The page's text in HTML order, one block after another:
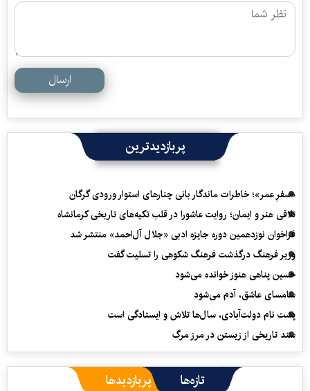
ارسال
پربازدیدترین
«سفرِ عمر»؛ خاطرات ماندگار بانی چنارهای استوار ورودی گرگان
تلاقی هنر و ایمان؛ روایت عاشورا در قلب تکیه‌های تاریخی کرمانشاه
فراخوان نوزدهمین دوره جایزه ادبی «جلال آل‌احمد» منتشر شد
وزیر فرهنگ درگذشت فرهنگ شکوهی را تسلیت گفت
حسین پناهی هنوز خوانده می‌شود
سامسای عاشق، آدم می‌شود
پشت نام دولت‌آبادی، سال‌ها تلاش و ایستادگی است
سند تاریخی از زیستن در مرز مرگ
تازه‌ها پربازدیدها